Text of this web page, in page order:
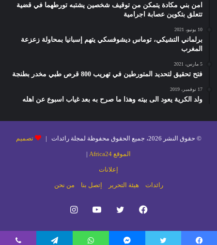
امن بني مكادة يتمكن من توقيف شخصين يشتبه تورطهما في قضية
تتعلق بتكوين عصابة اجرامية
10 يونيو، 2021
برلماني التشيكي، توماس ديشوفسكي يتهم إسبانيا بمحاولة زعزعة
المغرب
5 مارس، 2021
فتح تحقيق لتحديد المتورطين في تهريب 800 قرص طبي مخدر بطنجة
17 نوفمبر، 2019
ولد الكرية يعود الى بيته وهذا ما صرح به بعد غياب اسبوع عن اهله
© حقوق النشر 2026، جميع الحقوق محفوظة لمجلة رائدات | تصميم
الموقع Africa24 |
إعلانات
رائدات هيئة التحرير إتصل بنا من نحن
فيسبوك تويتر يوتيوبانستقرام